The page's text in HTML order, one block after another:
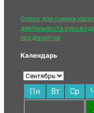
Опрос для оценки
деятельности
предприятий
Календарь
Пн Вт Ср